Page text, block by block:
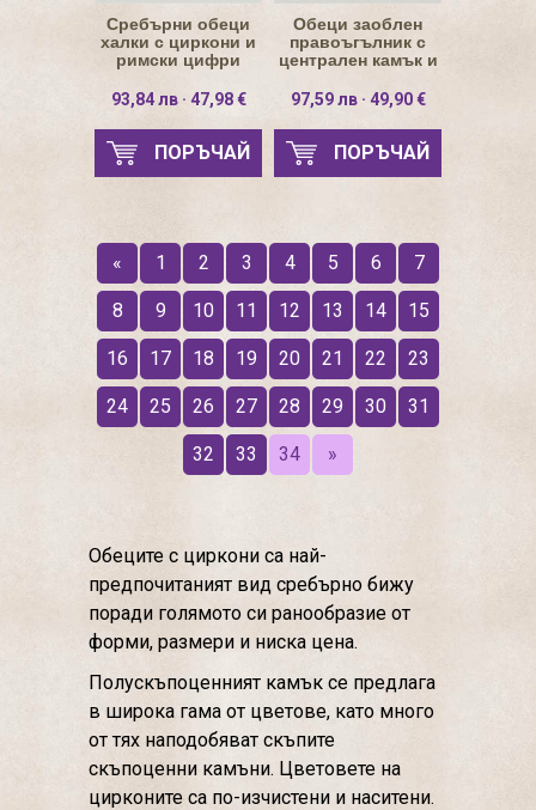
Сребърни обеци
халки с циркони и
римски цифри
93,84 лв · 47,98 €
ПОРЪЧАЙ
Обеци заоблен
правоъгълник с
централен камък и
97,59 лв · 49,90 €
ПОРЪЧАЙ
« 1 2 3 4 5 6 7
8 9 10 11 12 13 14 15
16 17 18 19 20 21 22 23
24 25 26 27 28 29 30 31
32 33 34 »
Обеците с циркони са най-
предпочитаният вид сребърно бижу
поради голямото си ранообразие от
форми, размери и ниска цена.
Полускъпоценният камък се предлага
в широка гама от цветове, като много
от тях наподобяват скъпите
скъпоценни камъни. Цветовете на
цирконите са по-изчистени и наситени.